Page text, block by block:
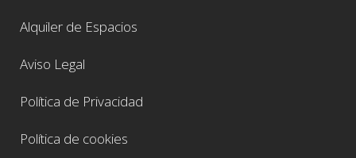
Alquiler de Espacios
Aviso Legal
Política de Privacidad
Política de cookies